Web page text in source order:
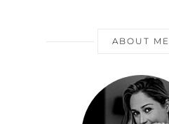
ABOUT ME